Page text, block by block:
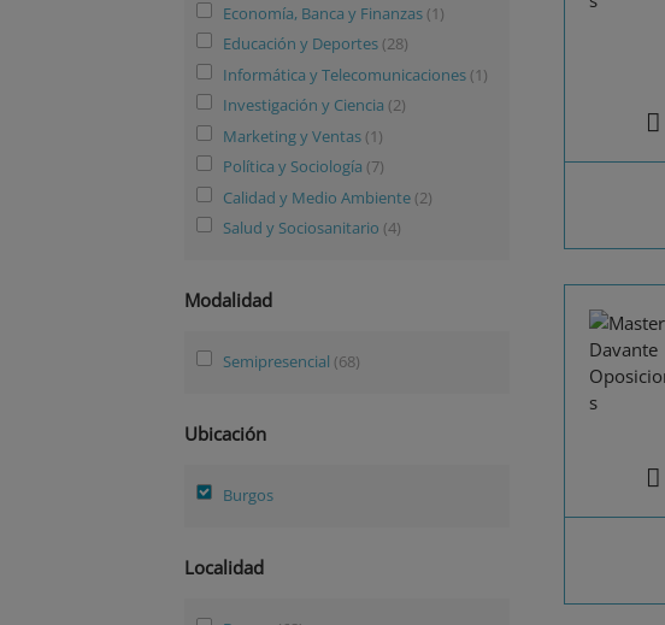
Economía, Banca y Finanzas (1)
Educación y Deportes (28)
Informática y Telecomunicaciones (1)
Investigación y Ciencia (2)
Marketing y Ventas (1)
Política y Sociología (7)
Calidad y Medio Ambiente (2)
Salud y Sociosanitario (4)
Modalidad
Semipresencial (68)
Ubicación
Burgos
Localidad